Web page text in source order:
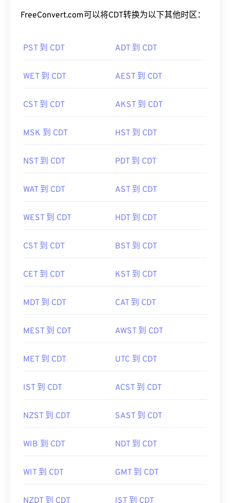
FreeConvert.com可以将CDT转换为以下其他时区：
PST 到 CDT ADT 到 CDT
WET 到 CDT AEST 到 CDT
CST 到 CDT AKST 到 CDT
MSK 到 CDT HST 到 CDT
NST 到 CDT PDT 到 CDT
WAT 到 CDT AST 到 CDT
WEST 到 CDT HDT 到 CDT
CST 到 CDT BST 到 CDT
CET 到 CDT KST 到 CDT
MDT 到 CDT CAT 到 CDT
MEST 到 CDT AWST 到 CDT
MET 到 CDT UTC 到 CDT
IST 到 CDT ACST 到 CDT
NZST 到 CDT SAST 到 CDT
WIB 到 CDT NDT 到 CDT
WIT 到 CDT GMT 到 CDT
NZDT 到 CDT IST 到 CDT